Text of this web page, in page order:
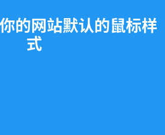
的网站默认的鼠标样
式